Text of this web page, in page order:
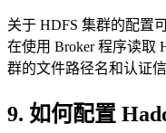
关于 HDFS 集群的配置
在使用 Broker 程序读取
群的文件路径名和认证信
9. 如何配置